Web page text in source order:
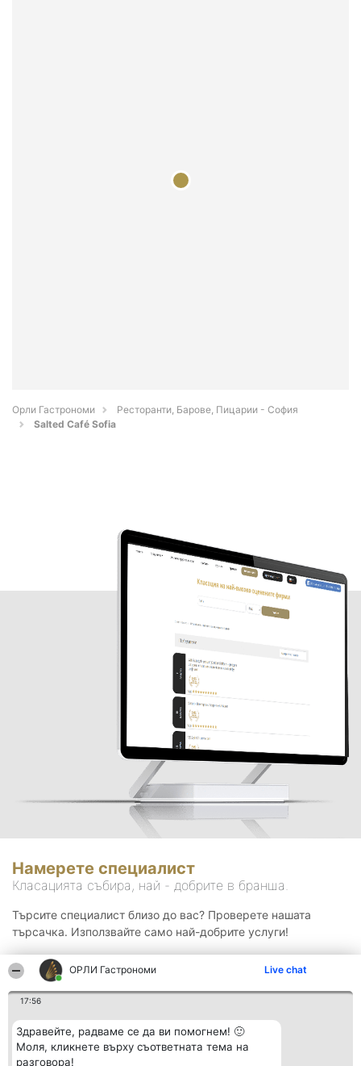
ОРЛИ Гастрономи Live chat
17:56
Здравейте, радваме се да ви помогнем! 🙂
Моля, кликнете върху съответната тема на
разговора!
Орли Гастрономи
Ресторанти, Барове, Пицарии - София
Salted Café Sofia
Намерете специалист
Класацията събира, най - добрите в бранша.
Търсите специалист близо до вас? Проверете нашата
търсачка. Използвайте само най-добрите услуги!